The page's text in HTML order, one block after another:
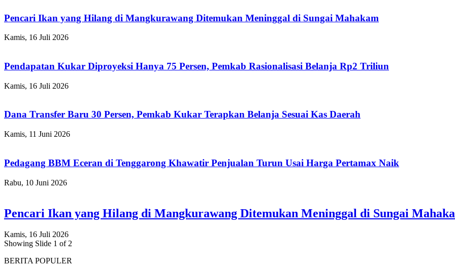
Pencari Ikan yang Hilang di Mangkurawang Ditemukan Meninggal di Sungai Mahakam
Kamis, 16 Juli 2026
Pendapatan Kukar Diproyeksi Hanya 75 Persen, Pemkab Rasionalisasi Belanja Rp2 Triliun
Kamis, 16 Juli 2026
Dana Transfer Baru 30 Persen, Pemkab Kukar Terapkan Belanja Sesuai Kas Daerah
Kamis, 11 Juni 2026
Pedagang BBM Eceran di Tenggarong Khawatir Penjualan Turun Usai Harga Pertamax Naik
Rabu, 10 Juni 2026
Pencari Ikan yang Hilang di Mangkurawang Ditemukan Meninggal di Sungai
Kamis, 16 Juli 2026
Showing Slide 1 of 2
BERITA POPULER